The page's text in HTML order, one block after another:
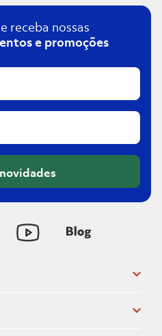
receba nossas
e promoções